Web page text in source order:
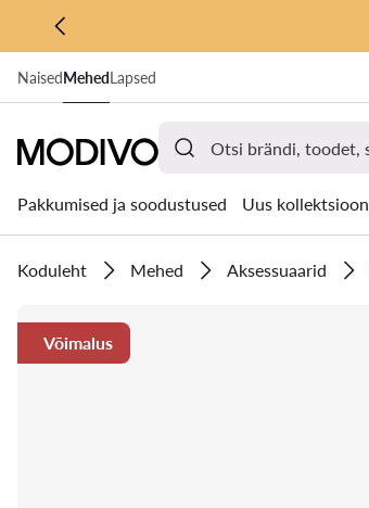
LIIGU PÕHISISU JUURDE
MINE OTSINGUSSE
NaisedMehedLapsed
Pakkumised ja soodustused Uus kollektsioon
Koduleht Mehed Aksessuaarid
Võimalus